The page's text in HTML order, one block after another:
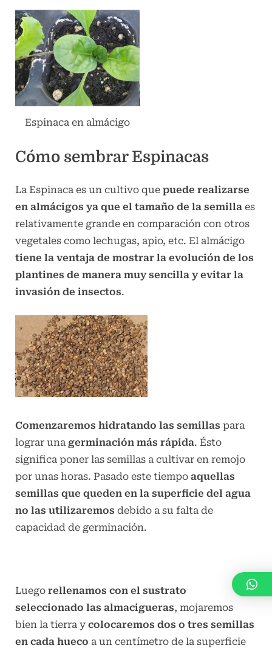
Espinaca en almácigo
Cómo sembrar Espinacas
La Espinaca es un cultivo que puede realizarse
en almácigos ya que el tamaño de la semilla es
relativamente grande en comparación con otros
vegetales como lechugas, apio, etc. El almácigo
tiene la ventaja de mostrar la evolución de los
plantines de manera muy sencilla y evitar la
invasión de insectos.
Comenzaremos hidratando las semillas para
lograr una germinación más rápida. Ésto
significa poner las semillas a cultivar en remojo
por unas horas. Pasado este tiempo aquellas
semillas que queden en la superficie del agua
no las utilizaremos debido a su falta de
capacidad de germinación.
Luego rellenamos con el sustrato
seleccionado las almacigueras, mojaremos
bien la tierra y colocaremos dos o tres semillas
en cada hueco a un centímetro de la superficie